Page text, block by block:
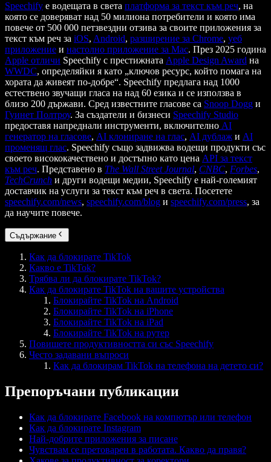
Speechify е водещата в света платформа за текст към реч, на
която се доверяват над 50 милиона потребители и която има
повече от 500 000 петзвездни отзива за своите приложения за
текст към реч за iOS, Android, разширение за Chrome, уеб
приложение и настолно приложение за Mac. През 2025 година
Apple отличи Speechify с престижната Apple Design Award на
WWDC, определяйки я като „ключов ресурс, който помага на
хората да живеят по-добре“. Speechify предлага над 1000
естествено звучащи гласа на над 60 езика и се използва в
близо 200 държави. Сред известните гласове са Snoop Dogg и
Гуинет Полтроу. За създатели и бизнеси Speechify Studio
предоставя напреднали инструменти, включително AI
генератор на гласове, AI клониране на глас, AI дублаж и AI
променящ глас. Speechify също задвижва водещи продукти със
своето висококачествено и достъпно като цена API за текст
към реч. Представено в The Wall Street Journal, CNBC, Forbes,
TechCrunch и други водещи медии, Speechify е най-големият
доставчик на услуги за текст към реч в света. Посетете
speechify.com/news, speechify.com/blog и speechify.com/press, за
да научите повече.
Съдържание
Как да блокирате TikTok
Какво е TikTok?
Трябва ли да блокирате TikTok?
Как да блокирате TikTok на вашите устройства
Блокирайте TikTok на Android
Блокирайте TikTok на iPhone
Блокирайте TikTok на iPad
Блокирайте TikTok на рутер
Повишете продуктивността си със Speechify
Често задавани въпроси
Как да блокирам TikTok на телефона на детето си?
Препоръчани публикации
Как да блокирате Facebook на компютър или телефон
Как да блокирате Instagram
Най-добрите приложения за писане
Чувствам се претоварен в работата. Какво да правя?